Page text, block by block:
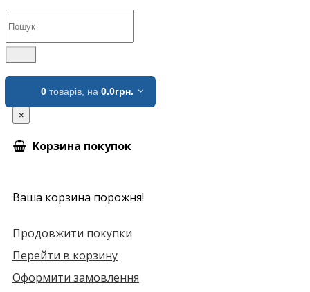
0 товарів, на 0.0грн.
×
Корзина покупок
Ваша корзина порожня!
Продовжити покупки
Перейти в корзину
Оформити замовлення